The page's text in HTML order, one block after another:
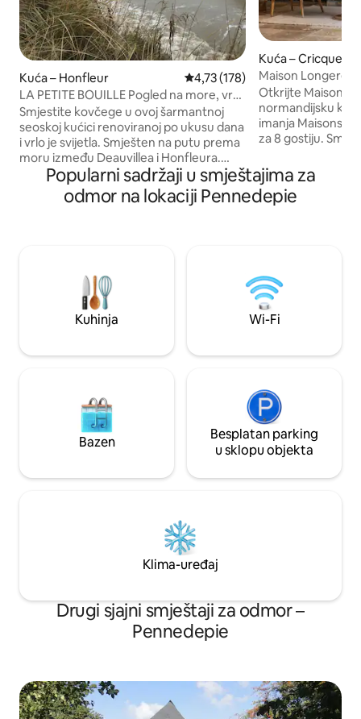
Kuća – Honfleur Prosječna ocjena: 4,73/5,
4,73 (178)
LA PETITE BOUILLE Pogled na more, vrt,
2 ili 4 osobe.
Smjestite kovčege u ovoj šarmantnoj
seoskoj kućici renoviranoj po ukusu dana
i vrlo je svijetla. Smješten na putu prema
moru između Deauvillea i Honfleura.
Možete uživati u panoramskom pogledu
na ušće rijeke Sene. Pristup plaži 300 m
kroz polja. Kuća ima LL, LV, mikrovalnu
ograđeni vrt. Dvije spavaće
sobe,kuhinja,dnevni boravak i
blagovaonica.
Kuća –
Maison Longere –
Deauvillea
Otkrijte Maison
normandijsku
imanja Maisons H
za 8 gostiju.
smještaj s 4
spaja modernu
šarmom. Ima
igralište (kućica
ljuljačke).
Popularni sadržaji u smještajima za
odmor na lokaciji Pennedepie
Kuhinja Wi-Fi
Bazen
Besplatan parking
u sklopu objekta
Klima-uređaj
Drugi sjajni smještaji za odmor –
Pennedepie